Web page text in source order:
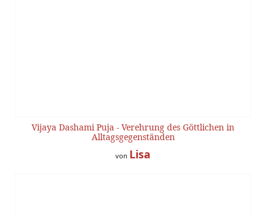
Vijaya Dashami Puja - Verehrung des Göttlichen in
Alltagsgegenständen
von Lisa